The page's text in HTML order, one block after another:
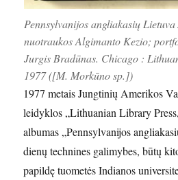
Pennsylvanijos angliakasių
nuotraukos Algimanto Kezio;
Jurgis Bradūnas. Chicago :
1977 ([M. Morkūno sp.])
1977 metais Jungtinių Amerikos
leidyklos „Lithuanian Library
albumas „Pennsylvanijos
dienų technines galimybes, būtų
papildę tuometės Indianos